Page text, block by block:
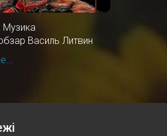
Музика
Василь Литвин